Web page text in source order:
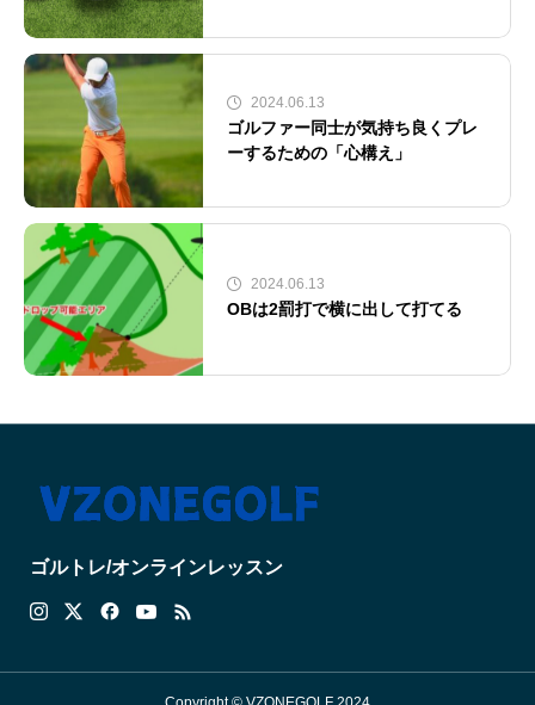
2024.06.13
ゴルファー同士が気持ち良くプレ
ーするための「心構え」
2024.06.13
OBは2罰打で横に出して打てる
ゴルトレ/オンラインレッスン